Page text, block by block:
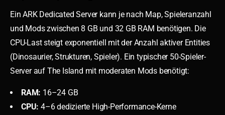
Ein ARK Dedicated Server kann je nach Map, Spieleranzahl
und Mods zwischen 8 GB und 32 GB RAM benötigen. Die
CPU-Last steigt exponentiell mit der Anzahl aktiver Entities
(Dinosaurier, Strukturen, Spieler). Ein typischer 50-Spieler-
Server auf The Island mit moderaten Mods benötigt:
RAM: 16–24 GB
CPU: 4–6 dedizierte High-Performance-Kerne